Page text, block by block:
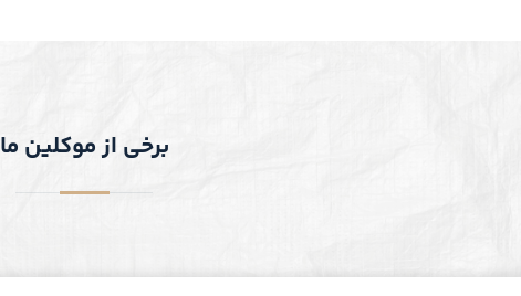
برخی از موکلین ما